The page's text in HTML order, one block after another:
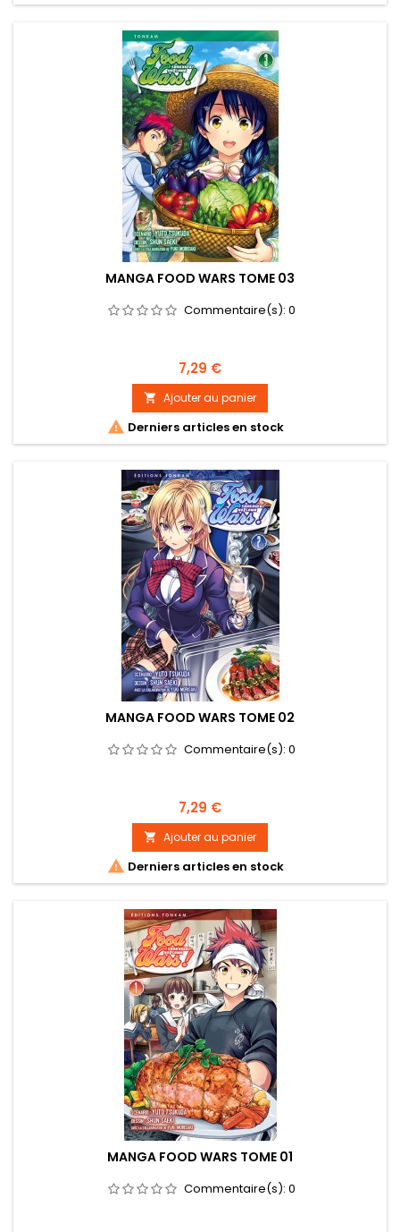
MANGA FOOD WARS TOME 03
Commentaire(s): 0
Prix
7,29 €
 Ajouter au panier
 Derniers articles en stock
MANGA FOOD WARS TOME 02
Commentaire(s): 0
Prix
7,29 €
 Ajouter au panier
 Derniers articles en stock
MANGA FOOD WARS TOME 01
Commentaire(s): 0